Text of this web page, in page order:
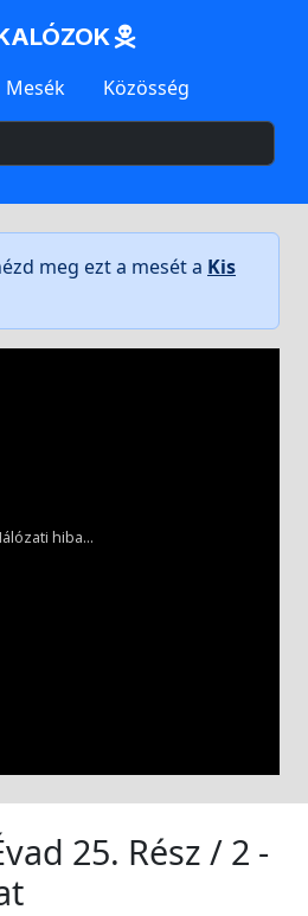
Mesék Közösség
meg ezt a mesét a Kis
25. Rész / 2 -